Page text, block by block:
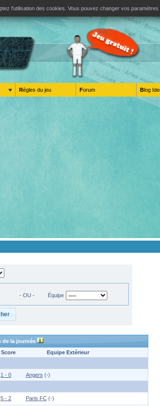
l'utilisation des cookies. Vous pouvez changer vos
Règles du jeu Forum Blog
- OU - Équipe
de la journée
Score
Equipe Extérieur
1 - 0 Angers (-)
5 - 2 Paris FC(-)